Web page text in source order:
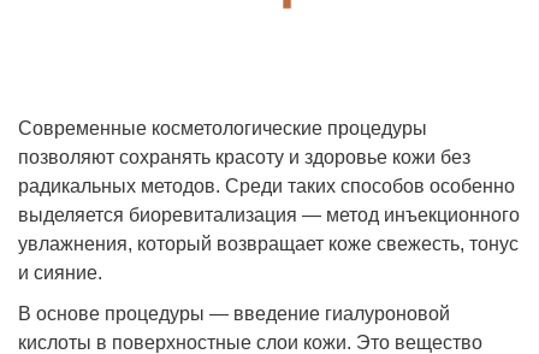
Современные косметологические процедуры
позволяют сохранять красоту и здоровье кожи без
радикальных методов. Среди таких способов особенно
выделяется биоревитализация — метод инъекционного
увлажнения, который возвращает коже свежесть, тонус
и сияние.
В основе процедуры — введение гиалуроновой
кислоты в поверхностные слои кожи. Это вещество